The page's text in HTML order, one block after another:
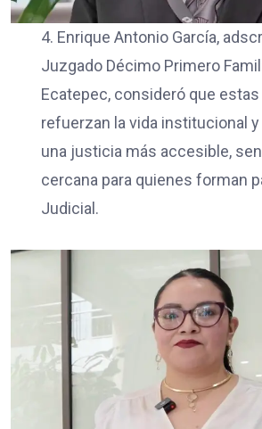
4. Enrique Antonio García,
Juzgado Décimo Primero
Ecatepec, consideró que
refuerzan la vida institucional
una justicia más accesible,
cercana para quienes forman
Judicial.